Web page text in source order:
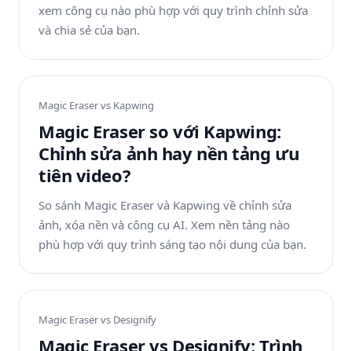
xem công cụ nào phù hợp với quy trình chỉnh sửa
và chia sẻ của bạn.
Magic Eraser vs Kapwing
Magic Eraser so với Kapwing:
Chỉnh sửa ảnh hay nền tảng ưu
tiên video?
So sánh Magic Eraser và Kapwing về chỉnh sửa
ảnh, xóa nền và công cụ AI. Xem nền tảng nào
phù hợp với quy trình sáng tạo nội dung của bạn.
Magic Eraser vs Designify
Magic Eraser vs Designify: Trình